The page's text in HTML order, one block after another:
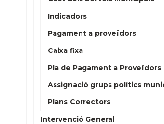
Indicadors
Pagament a proveïdors
Caixa fixa
Pla de Pagament a Proveïdors
Assignació grups polítics
Plans Correctors
Intervenció General